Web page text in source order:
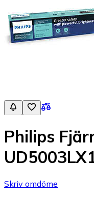
Philips
Skriv omdöme